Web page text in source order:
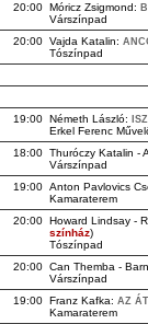
20:00 Móricz Zsigmond:
Várszínpad
20:00 Vajda Katalin:
Tószínpad
19:00 Németh László:
Erkel Ferenc
18:00 Thuróczy Katalin -
Várszínpad
19:00 Anton Pavlovics
Kamaraterem
20:00 Howard Lindsay -
színház)
Tószínpad
20:00 Can Themba -
Várszínpad
19:00 Franz Kafka: AZ
Kamaraterem